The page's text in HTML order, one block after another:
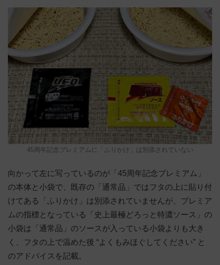
45周年記念プレミアムに「ふりかけ」は別添されていない
向かって左に写っているのが「45周年記念プレミアム」
の本体と小袋で、既存の「通常品」ではフタの上に貼り付
けてある「ふりかけ」は別添されていませんが、プレミア
ムの指標となっている「史上最極どろっと特濃ソース」の
小袋は「通常品」のソースが入っている小袋よりも大き
く、フタの上で温めた後 “よくもみほぐしてください” と
のアドバイスを記載。